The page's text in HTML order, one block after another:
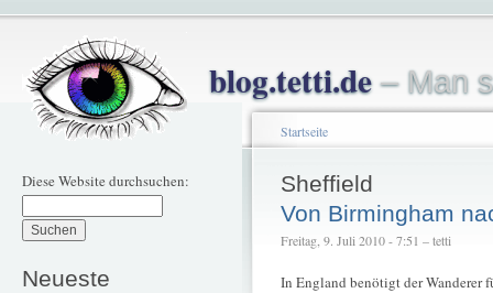
blog.tetti.de– Man
Diese Website durchsuchen:
Neueste
Startseite
Sheffield
Von Birmingham
Freitag, 9. Juli 2010 - 7:51 – tetti
In England benötigt der Wanderer